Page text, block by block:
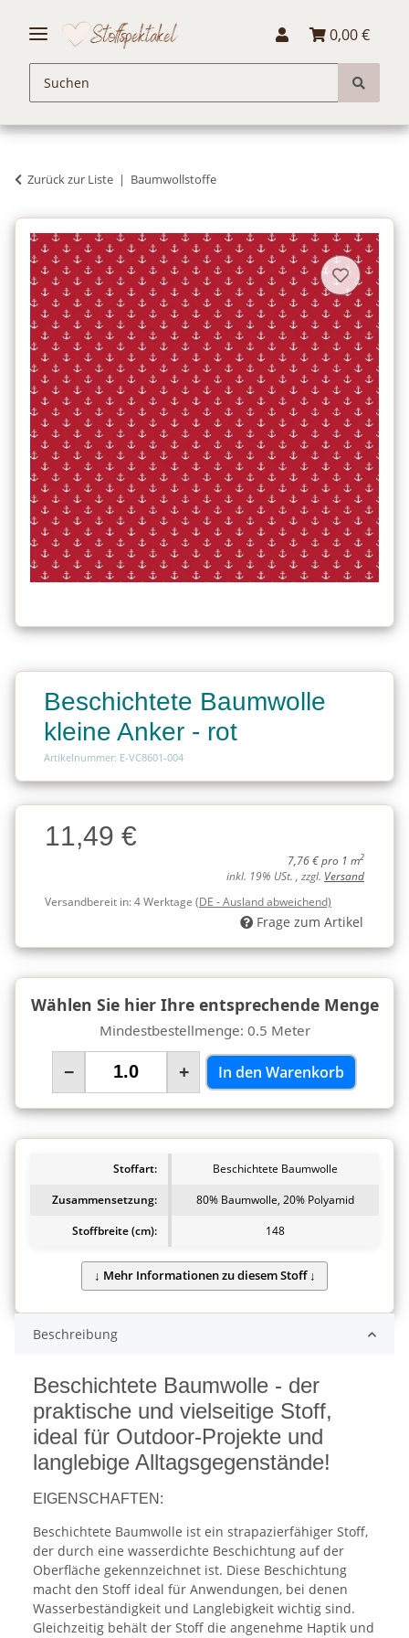
0,00 €
Zurück zur Liste Baumwollstoffe
Beschichtete Baumwolle
kleine Anker - rot
Artikelnummer: E-VC8601-004
Charge
Charge11,49 €
7,76 € pro 1 m2
inkl. 19% USt. , zzgl. Versand
Versandbereit in:4 Werktage (DE - Ausland abweichend)
Frage zum Artikel
Wählen Sie hier Ihre entsprechende Menge
Mindestbestellmenge: 0.5 Meter
− + In den Warenkorb
Stoffart:
Beschichtete Baumwolle
Zusammensetzung:
80% Baumwolle, 20% Polyamid
Stoffbreite (cm):
148
Beschreibung
Beschichtete Baumwolle - der
praktische und vielseitige Stoff,
ideal für Outdoor-Projekte und
langlebige Alltagsgegenstände!
EIGENSCHAFTEN:
Beschichtete Baumwolle ist ein strapazierfähiger Stoff,
der durch eine wasserdichte Beschichtung auf der
Oberfläche gekennzeichnet ist. Diese Beschichtung
macht den Stoff ideal für Anwendungen, bei denen
Wasserbeständigkeit und Langlebigkeit wichtig sind.
Gleichzeitig behält der Stoff die angenehme Haptik und